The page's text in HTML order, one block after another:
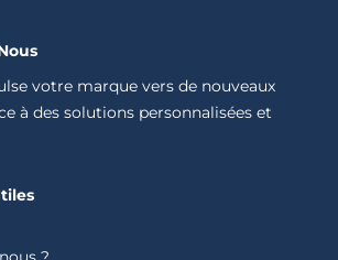
votre marque vers de nouveaux
à des solutions personnalisées et